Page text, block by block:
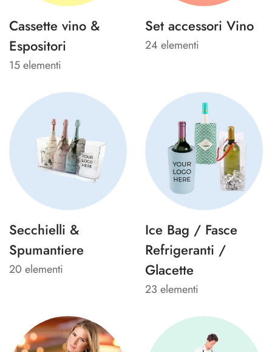
Cassette vino &
Espositori
15 elementi
Set accessori Vino
24 elementi
Secchielli &
Spumantiere
20 elementi
Ice Bag / Fasce
Refrigeranti /
Glacette
23 elementi